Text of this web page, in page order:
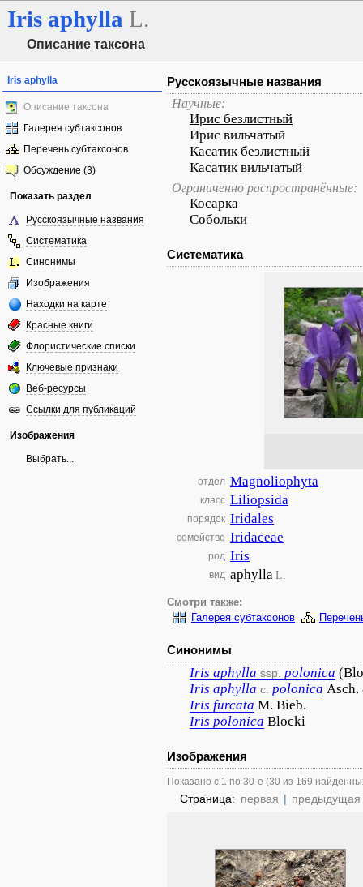
Iris aphylla L.
Описание таксона
Iris aphylla
Описание таксона
Галерея субтаксонов
Перечень субтаксонов
Обсуждение (3)
Показать раздел
Русскоязычные названия
Систематика
Синонимы
Изображения
Находки на карте
Красные книги
Флористические списки
Ключевые признаки
Веб-ресурсы
Ссылки для публикаций
Изображения
Выбрать...
Русскоязычные названия
Научные:
Ирис безлистный
Ирис вильчатый
Касатик безлистный
Касатик вильчатый
Ограниченно распространённые:
Косарка
Собольки
Систематика
отдел Magnoliophyta
класс Liliopsida
порядок Iridales
семейство Iridaceae
род Iris
вид aphyllaL.
Смотри также:
Галерея субтаксонов
Синонимы
Iris aphylla ssp. polonica
Iris aphylla c. polonica Asch.
Iris furcata M. Bieb.
Iris polonica Blocki
Изображения
Показано с 1 по 30-е (30 из 169
Страница: первая | предыдущая